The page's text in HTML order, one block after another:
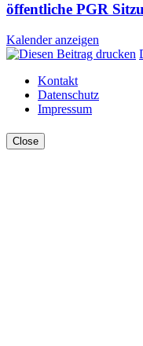
öffentliche PGR
Kalender anzeigen
Kontakt
Datenschutz
Impressum
Close